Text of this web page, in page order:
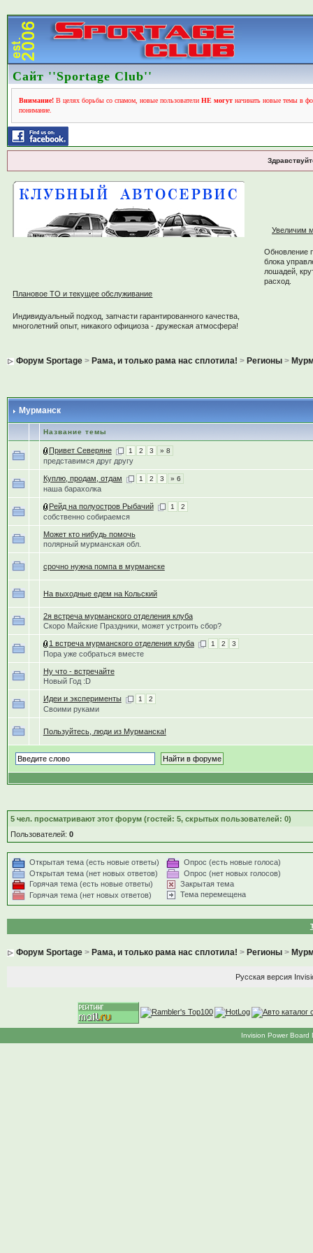
Сайт ''Sportage Club''
Внимание!В целях борьбы со спамом, новые пользователи НЕ могутначинать новые темы в
понимание.
Плановое ТО и текущее обслуживание
Индивидуальный подход, запчасти гарантированного качества,
многолетний опыт, никакого официоза - дружеская атмосфера!
Увеличим
Обновление
блока
лошадей,
расход.
Форум Sportage> Рама, и только рама нас сплотила! > Регионы>
Мурманск
Название темы
Привет Северяне 1 2 3 » 8
представимся друг другу
Куплю, продам, отдам 1 2 3 » 6
наша барахолка
Рейд на полуостров Рыбачий 1 2
собственно собираемся
Может кто нибудь помочь
полярный мурманская обл.
срочно нужна помпа в мурманске
На выходные едем на Кольский
2я встреча мурманского отделения клуба
Скоро Майские Праздники, может устроить сбор?
1 встреча мурманского отделения клуба 1 2 3
Пора уже собраться вместе
Ну что - встречайте
Новый Год :D
Идеи и эксперименты 1 2
Своими руками
Пользуйтесь, люди из Мурманска!
5чел. просматривают этот форум (гостей: 5, скрытых пользователей: 0)
Пользователей: 0
Открытая тема (есть новые ответы)
Открытая тема (нет новых ответов)
Горячая тема (есть новые ответы)
Горячая тема (нет новых ответов)
Опрос (есть новые голоса)
Опрос (нет новых голосов)
Закрытая тема
Тема перемещена
Форум Sportage> Рама, и только рама нас сплотила! > Регионы>
Русская версия
Invision Power